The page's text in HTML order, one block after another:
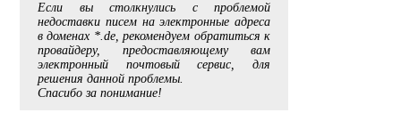
Если вы столкнулись с проблемой
недоставки писем на электронные адреса
в доменах *.de, рекомендуем обратиться к
провайдеру, предоставляющему вам
электронный почтовый сервис, для
решения данной проблемы.
Спасибо за понимание!